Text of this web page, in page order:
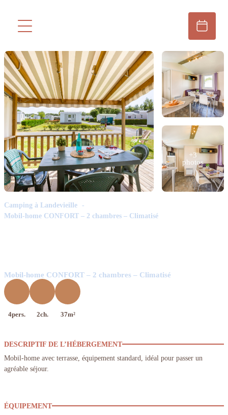
+3
photos
Camping à Landevieille
Mobil-home CONFORT – 2 chambres – Climatisé
Mobil-home CONFORT – 2 chambres – Climatisé
4pers. 2ch. 37m²
DESCRIPTIF DE L’HÉBERGEMENT
Mobil-home avec terrasse, équipement standard, idéal pour passer un
agréable séjour.
ÉQUIPEMENT